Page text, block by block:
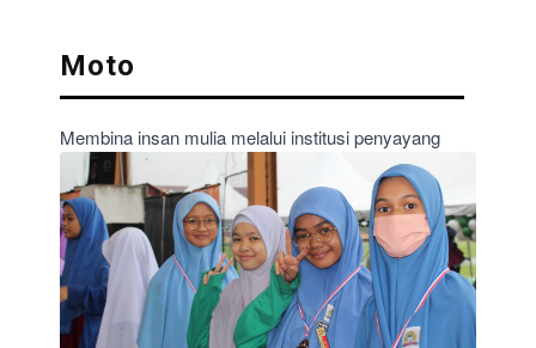
Moto
Membina insan mulia melalui institusi penyayang